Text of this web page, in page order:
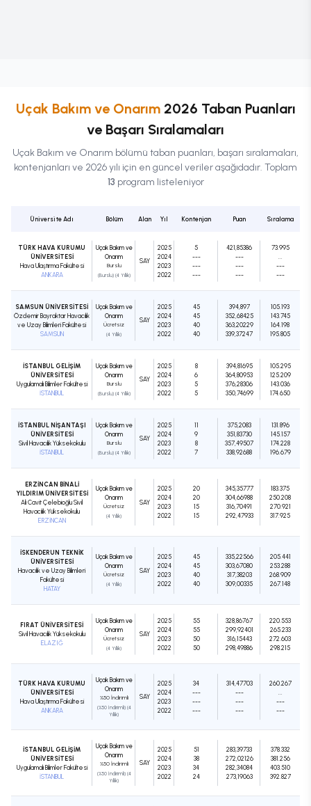
Uçak Bakım ve Onarım2026 Taban Puanları
ve Başarı Sıralamaları
Uçak Bakım ve Onarım bölümü taban puanları, başarı sıralamaları,
kontenjanları ve 2026 yılı için en güncel veriler aşağıdadır. Toplam
13 program listeleniyor
Üniversite Adı Bölüm Alan Yıl Kontenjan Puan Sıralama
TÜRK HAVA KURUMU
ÜNİVERSİTESİ
Hava Ulaştırma Fakültesi
ANKARA
Uçak Bakım ve
Onarım
Burslu
(Burslu) (4 Yıllık)
SAY
2025
2024
2023
2022
5
---
---
---
421,85386
---
---
---
73.995
---
---
SAMSUN ÜNİVERSİTESİ
Özdemir Bayraktar Havacılık
ve Uzay Bilimleri Fakültesi
SAMSUN
Uçak Bakım ve
Onarım
Ücretsiz
(4 Yıllık)
SAY
2025
2024
2023
2022
45
45
40
40
394,897
352,68425
363,20229
339,37247
105.193
143.745
164.198
195.805
İSTANBUL GELİŞİM
ÜNİVERSİTESİ
Uygulamalı Bilimler Fakültesi
İSTANBUL
Uçak Bakım ve
Onarım
Burslu
(Burslu) (4 Yıllık)
SAY
2025
2024
2023
2022
8
6
5
5
394,81695
364,80953
376,28306
350,74699
105.295
125.209
143.036
174.650
İSTANBUL NİŞANTAŞI
ÜNİVERSİTESİ
Sivil Havacılık Yüksekokulu
İSTANBUL
Uçak Bakım ve
Onarım
Burslu
(Burslu) (4 Yıllık)
SAY
2025
2024
2023
2022
11
9
8
7
375,2083
351,83730
357,49507
338,92688
131.896
145.157
174.228
196.679
ERZİNCAN BİNALİ
YILDIRIM ÜNİVERSİTESİ
Ali Cavit Çelebioğlu Sivil
Havacılık Yüksekokulu
ERZİNCAN
Uçak Bakım ve
Onarım
Ücretsiz
(4 Yıllık)
SAY
2025
2024
2023
2022
20
20
15
15
345,35777
304,66988
316,70491
292,47933
183.375
250.208
270.921
317.925
İSKENDERUN TEKNİK
ÜNİVERSİTESİ
Havacılık ve Uzay Bilimleri
Fakültesi
HATAY
Uçak Bakım ve
Onarım
Ücretsiz
(4 Yıllık)
SAY
2025
2024
2023
2022
45
45
40
40
335,22566
303,67080
317,38203
309,00335
205.441
253.288
268.909
267.148
FIRAT ÜNİVERSİTESİ
Sivil Havacılık Yüksekokulu
ELAZIĞ
Uçak Bakım ve
Onarım
Ücretsiz
(4 Yıllık)
SAY
2025
2024
2023
2022
55
55
50
50
328,86767
299,92401
316,15443
298,49886
220.553
265.233
272.603
298.215
TÜRK HAVA KURUMU
ÜNİVERSİTESİ
Hava Ulaştırma Fakültesi
ANKARA
Uçak Bakım ve
Onarım
%50 İndirimli
(%50 İndirimli) (4
Yıllık)
SAY
2025
2024
2023
2022
34
---
---
---
314,47703
---
---
---
260.267
---
---
İSTANBUL GELİŞİM
ÜNİVERSİTESİ
Uygulamalı Bilimler Fakültesi
İSTANBUL
Uçak Bakım ve
Onarım
%50 İndirimli
(%50 İndirimli) (4
Yıllık)
SAY
2025
2024
2023
2022
51
38
34
24
283,39733
272,02126
282,34084
273,19063
378.332
381.256
403.510
392.827